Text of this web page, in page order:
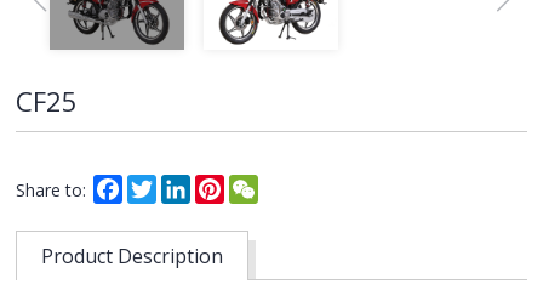
CF25
Share to: Facebook
TwitterLinkedInPinterest
Product Description